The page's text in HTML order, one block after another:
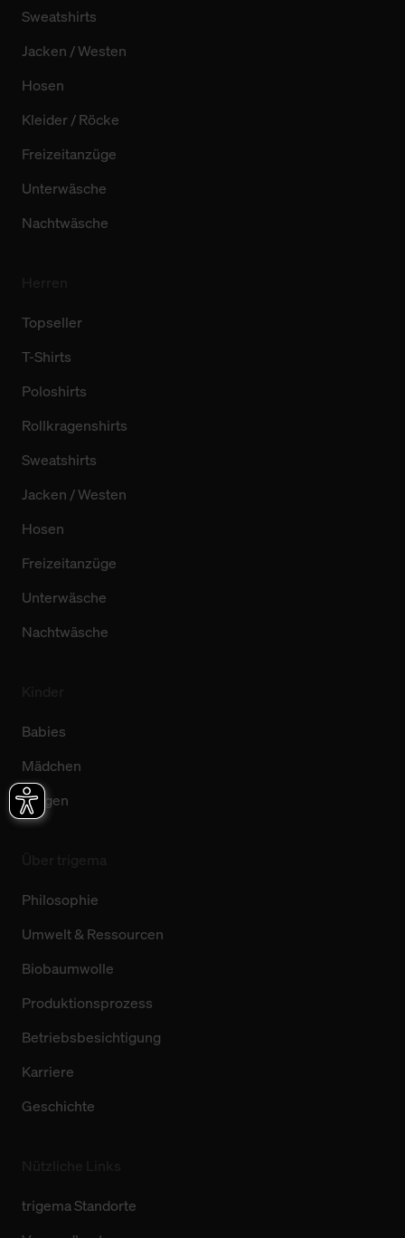
Sweatshirts
Jacken / Westen
Hosen
Kleider / Röcke
Freizeitanzüge
Unterwäsche
Nachtwäsche
Topseller
T-Shirts
Poloshirts
Rollkragenshirts
Sweatshirts
Jacken / Westen
Hosen
Freizeitanzüge
Unterwäsche
Nachtwäsche
Babies
Mädchen
Jungen
Philosophie
Umwelt & Ressourcen
Biobaumwolle
Produktionsprozess
Betriebsbesichtigung
Karriere
Geschichte
trigema Standorte